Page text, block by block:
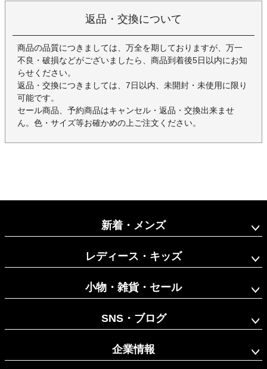
返品・交換について
商品の品質につきましては、万全を期しておりますが、万一
不良・破損などがございましたら、商品到着後5日以内にお知
らせください。
返品・交換につきましては、7日以内、未開封・未使用に限り
可能です。
セール商品、予約商品はキャンセル・返品・交換出来ませ
ん。色・サイズ等お確かめの上ご注文ください。
新着・メンズ
レディース・キッズ
小物・雑貨・セール
SNS・ブログ
企業情報